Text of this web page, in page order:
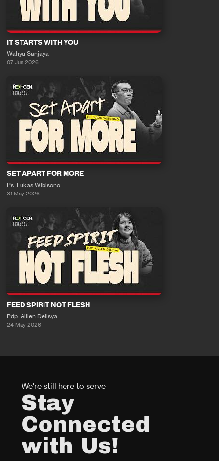
IT STARTS WITH YOU
Wahyu Sanjaya
07 Jun 2026
SET APART FOR MORE
Ps. Lukas Wibisono
31 May 2026
FEED SPIRIT NOT FLESH
Pdp. Aillen Delisya
24 May 2026
We're still here to serve
Stay
Connected
with Us!